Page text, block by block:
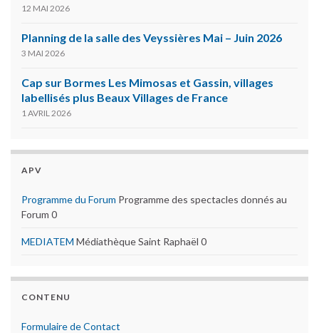
12 MAI 2026
Planning de la salle des Veyssières Mai – Juin 2026
3 MAI 2026
Cap sur Bormes Les Mimosas et Gassin, villages
labellisés plus Beaux Villages de France
1 AVRIL 2026
APV
Programme du Forum Programme des spectacles donnés au
Forum 0
MEDIATEM Médiathèque Saint Raphaël 0
CONTENU
Formulaire de Contact